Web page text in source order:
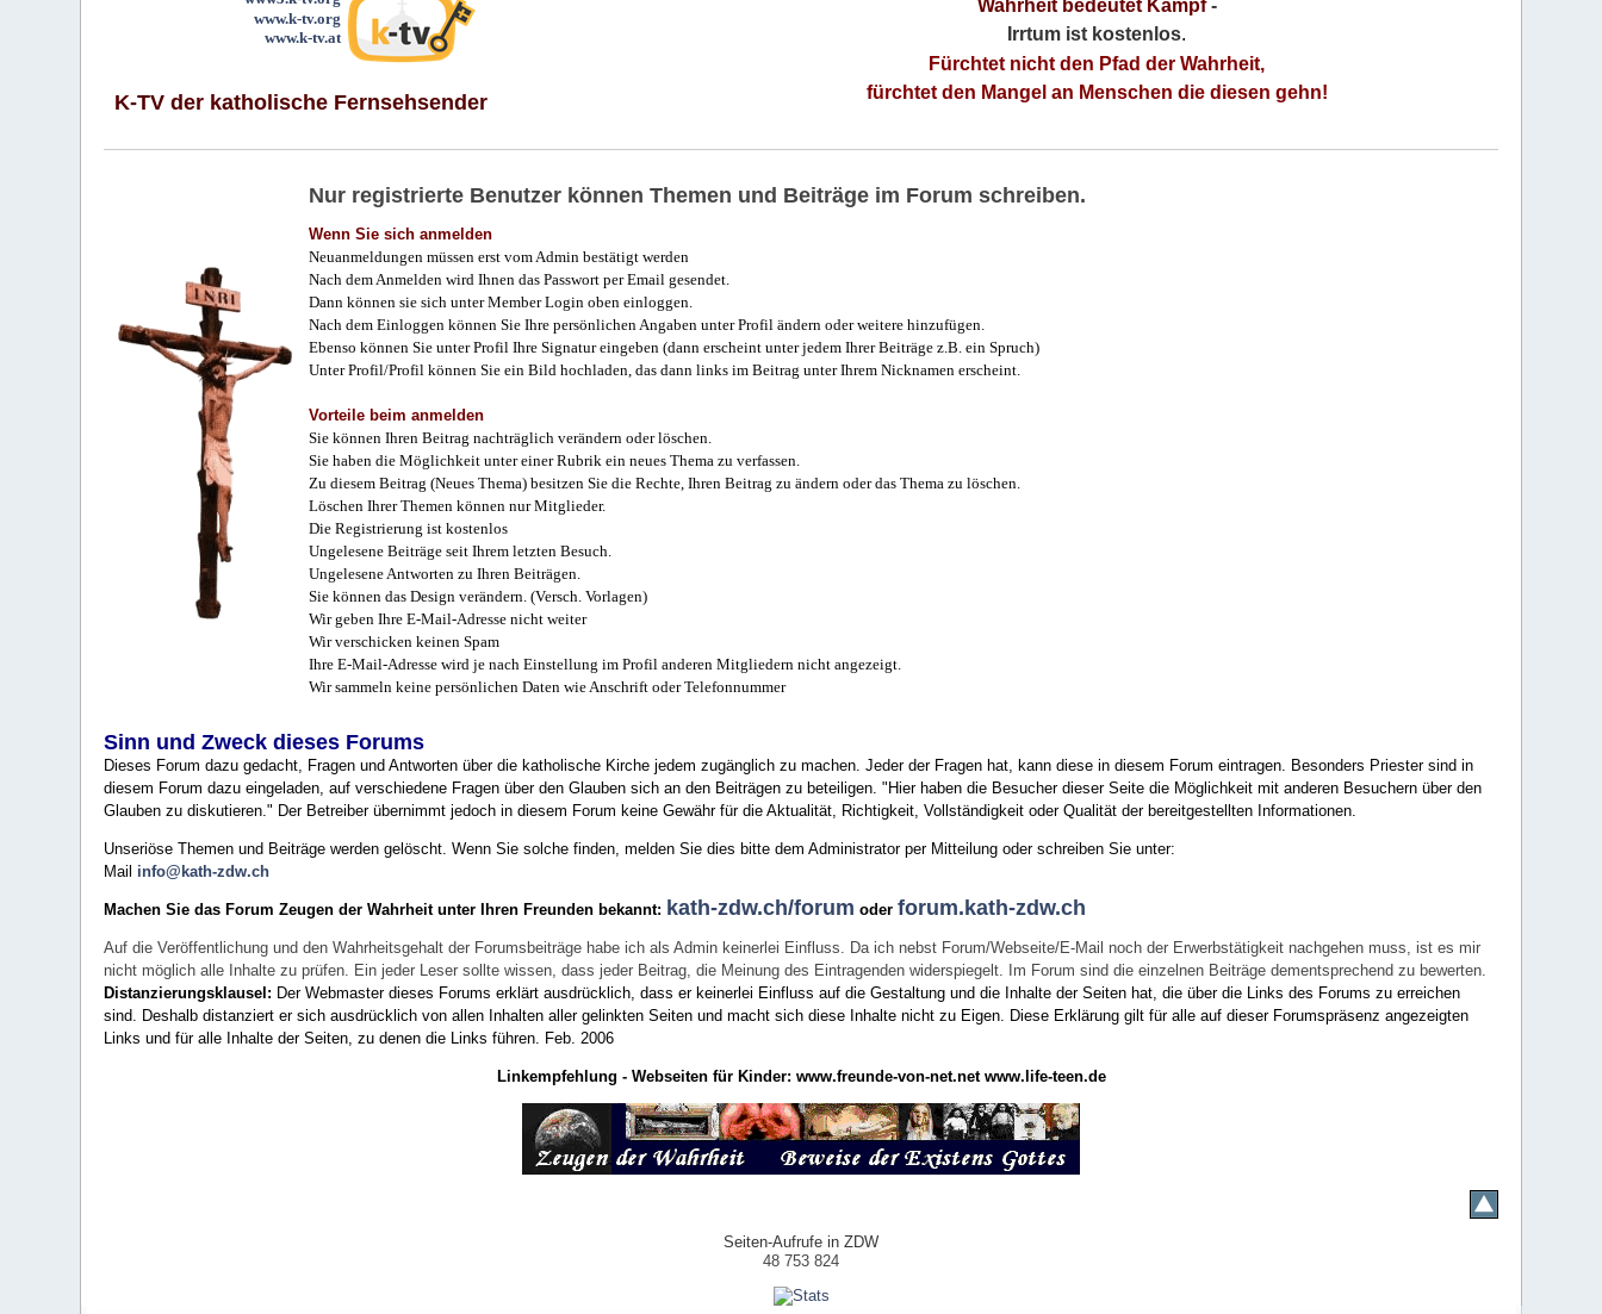
www.k-tv.org
www.k-tv.at
K-TV der katholische Fernsehsender
Wahrheit bedeutet Kampf-
Irrtum ist kostenlos.
Fürchtet nicht den Pfad der Wahrheit,
fürchtet den Mangel an Menschen die diesen gehn!
Nur registrierte Benutzer können Themen und Beiträge im Forum schreiben.
Wenn Sie sich anmelden
Neuanmeldungen müssen erst vom Admin bestätigt werden
Nach dem Anmelden wird Ihnen das Passwort per Email gesendet.
Dann können sie sich unter Member Login oben einloggen.
Nach dem Einloggen können Sie Ihre persönlichen Angaben unter Profil ändern oder weitere hinzufügen.
Ebenso können Sie unter Profil Ihre Signatur eingeben (dann erscheint unter jedem Ihrer Beiträge z.B. ein Spruch)
Unter Profil/Profil können Sie ein Bild hochladen, das dann links im Beitrag unter Ihrem Nicknamen erscheint.
Vorteile beim anmelden
Sie können Ihren Beitrag nachträglich verändern oder löschen.
Sie haben die Möglichkeit unter einer Rubrik ein neues Thema zu verfassen.
Zu diesem Beitrag (Neues Thema) besitzen Sie die Rechte, Ihren Beitrag zu ändern oder das Thema zu löschen.
Löschen Ihrer Themen können nur Mitglieder.
Die Registrierung ist kostenlos
Ungelesene Beiträge seit Ihrem letzten Besuch.
Ungelesene Antworten zu Ihren Beiträgen.
Sie können das Design verändern. (Versch. Vorlagen)
Wir geben Ihre E-Mail-Adresse nicht weiter
Wir verschicken keinen Spam
Ihre E-Mail-Adresse wird je nach Einstellung im Profil anderen Mitgliedern nicht angezeigt.
Wir sammeln keine persönlichen Daten wie Anschrift oder Telefonnummer
Sinn und Zweck dieses Forums
Dieses Forum dazu gedacht, Fragen und Antworten über die katholische Kirche jedem zugänglich zu machen. Jeder der Fragen hat, kann diese in diesem Forum eintragen. Besonders Priester sind in
diesem Forum dazu eingeladen, auf verschiedene Fragen über den Glauben sich an den Beiträgen zu beteiligen. "Hier haben die Besucher dieser Seite die Möglichkeit mit anderen Besuchern über den
Glauben zu diskutieren." Der Betreiber übernimmt jedoch in diesem Forum keine Gewähr für die Aktualität, Richtigkeit, Vollständigkeit oder Qualität der bereitgestellten Informationen.
Unseriöse Themen und Beiträge werden gelöscht. Wenn Sie solche finden, melden Sie dies bitte dem Administrator per Mitteilung oder schreiben Sie unter:
Mail info@kath-zdw.ch
Machen Sie das Forum Zeugen der Wahrheit unter Ihren Freunden bekannt: kath-zdw.ch/forum oderforum.kath-zdw.ch
Auf die Veröffentlichung und den Wahrheitsgehalt der Forumsbeiträge habe ich als Admin keinerlei Einfluss. Da ich nebst Forum/Webseite/E-Mail noch der Erwerbstätigkeit nachgehen muss, ist es mir
nicht möglich alle Inhalte zu prüfen. Ein jeder Leser sollte wissen, dass jeder Beitrag, die Meinung des Eintragenden widerspiegelt. Im Forum sind die einzelnen Beiträge dementsprechend zu bewerten.
Distanzierungsklausel: Der Webmaster dieses Forums erklärt ausdrücklich, dass er keinerlei Einfluss auf die Gestaltung und die Inhalte der Seiten hat, die über die Links des Forums zu erreichen
sind. Deshalb distanziert er sich ausdrücklich von allen Inhalten aller gelinkten Seiten und macht sich diese Inhalte nicht zu Eigen. Diese Erklärung gilt für alle auf dieser Forumspräsenz angezeigten
Links und für alle Inhalte der Seiten, zu denen die Links führen. Feb. 2006
Linkempfehlung - Webseiten für Kinder: www.freunde-von-net.net www.life-teen.de
Seiten-Aufrufe in ZDW
48 753 824